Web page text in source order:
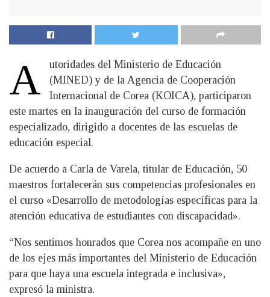
A
utoridades del Ministerio de Educación
(MINED) y de la Agencia de Cooperación
Internacional de Corea (KOICA), participaron
este martes en la inauguración del curso de formación
especializado, dirigido a docentes de las escuelas de
educación especial.
De acuerdo a Carla de Varela, titular de Educación, 50
maestros fortalecerán sus competencias profesionales en
el curso «Desarrollo de metodologías específicas para la
atención educativa de estudiantes con discapacidad».
“Nos sentimos honrados que Corea nos acompañe en uno
de los ejes más importantes del Ministerio de Educación
para que haya una escuela integrada e inclusiva»,
expresó la ministra.